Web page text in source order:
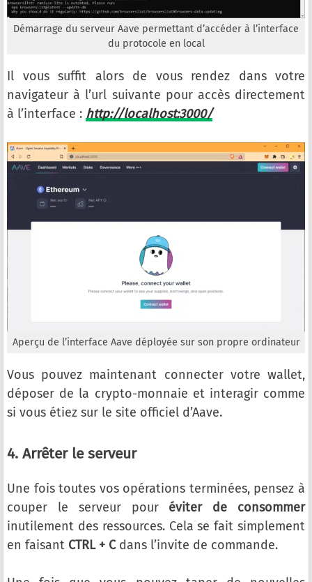
Démarrage du serveur Aave permettant d’accéder à l’interface
du protocole en local
Il vous suffit alors de vous rendez dans votre
navigateur à l’url suivante pour accès directement
à l’interface : http://localhost:3000/
Aperçu de l’interface Aave déployée sur son propre ordinateur
Vous pouvez maintenant connecter votre wallet,
déposer de la crypto-monnaie et interagir comme
si vous étiez sur le site officiel d’Aave.
4. Arrêter le serveur
Une fois toutes vos opérations terminées, pensez à
couper le serveur pour éviter de consommer
inutilement des ressources. Cela se fait simplement
en faisant CTRL + Cdans l’invite de commande.